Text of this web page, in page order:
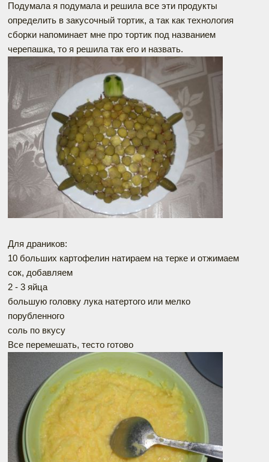
Подумала я подумала и решила все эти продукты
определить в закусочный тортик, а так как технология
сборки напоминает мне про тортик под названием
черепашка, то я решила так его и назвать.
Для драников:
10 больших картофелин натираем на терке и отжимаем
сок, добавляем
2 - 3 яйца
большую головку лука натертого или мелко
порубленного
соль по вкусу
Все перемешать, тесто готово